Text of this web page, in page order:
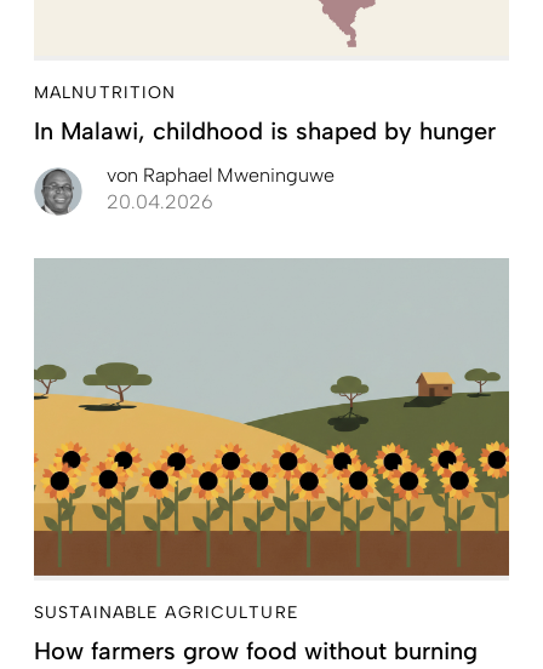
MALNUTRITION
In Malawi, childhood is shaped by hunger
von Raphael Mweninguwe
20.04.2026
SUSTAINABLE AGRICULTURE
How farmers grow food without burning